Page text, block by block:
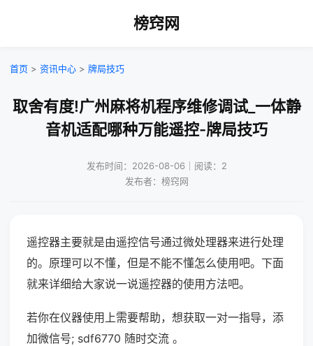
榜窍网
首页 > 资讯中心 > 牌局技巧
取舍有度!广州麻将机程序维修调试_一体静
音机适配哪种万能遥控-牌局技巧
发布时间：2026-08-06｜阅读：2
发布者：榜窍网
遥控器主要就是由遥控信号通过微处理器来进行处理
的。原理可以不懂，但是不能不懂怎么使用吧。下面
就来详细给大家说一说遥控器的使用方法吧。
若你在仪器使用上需要帮助，想获取一对一指导，添
加微信号; sdf6770 随时交流 。